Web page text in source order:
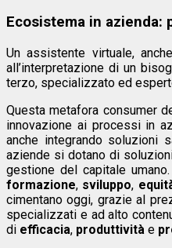
Ecosistema in azienda:
Un assistente virtuale,
all’interpretazione di un
terzo, specializzato ed
Questa metafora consumer
innovazione ai processi in
anche integrando soluzioni
aziende si dotano di
gestione del capitale umano.
formazione, sviluppo,
cimentano oggi, grazie al
specializzati e ad alto
di efficacia, produttività e